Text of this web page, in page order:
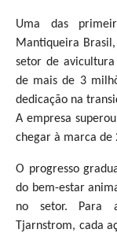
Uma das
Mantiqueira
setor de
de mais de 3
dedicação na
A empresa
chegar à marca de
O progresso
do bem-estar
no setor. Para
Tjarnstrom, cada